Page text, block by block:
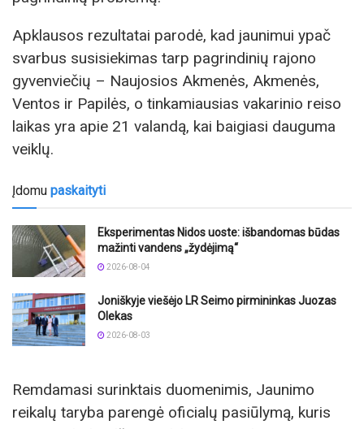
Apklausos rezultatai parodė, kad jaunimui ypač
svarbus susisiekimas tarp pagrindinių rajono
gyvenviečių – Naujosios Akmenės, Akmenės,
Ventos ir Papilės, o tinkamiausias vakarinio reiso
laikas yra apie 21 valandą, kai baigiasi dauguma
veiklų.
Įdomu paskaityti
Eksperimentas Nidos uoste: išbandomas būdas
mažinti vandens „žydėjimą“
2026-08-04
Joniškyje viešėjo LR Seimo pirmininkas Juozas
Olekas
2026-08-03
Remdamasi surinktais duomenimis, Jaunimo
reikalų taryba parengė oficialų pasiūlymą, kuris